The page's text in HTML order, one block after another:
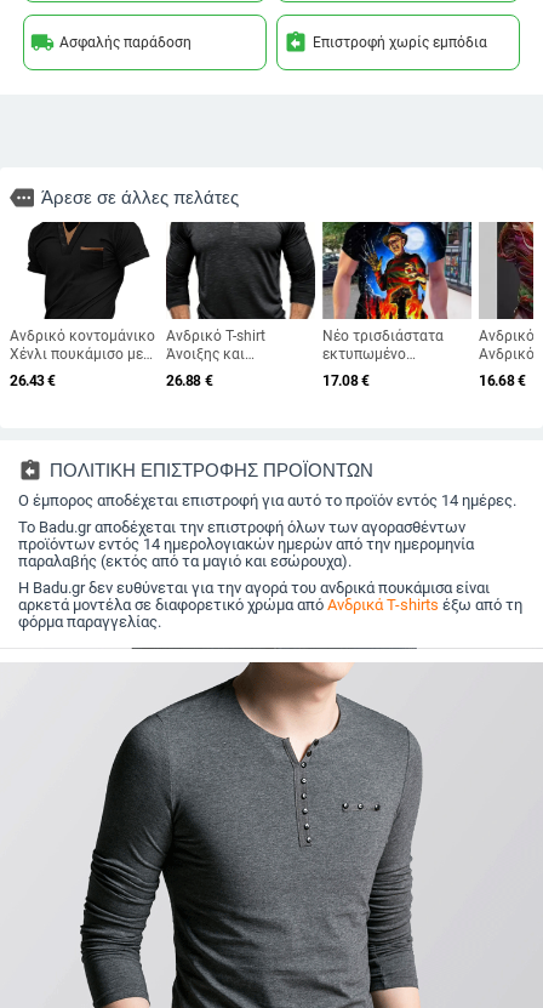
local_shipping Ασφαλής παράδοση assignment_return Επιστροφή χωρίς εμπόδια
more Άρεσε σε άλλες πελάτες
Ανδρικό κοντομάνικο
Χένλι πουκάμισο με
γιακά-στάση και
τσεπούλα-πατς, με
υφάσματος 180–250
g; αθλητικό στυλ για
καλοκαίρι, άνοιξη και
φθινοπωρο
26.43€
Ανδρικό T-shirt
Άνοιξης και
Φθινοπώρου, Νεανικό
T-shirt Αμερικανικού
Ανδρικό T-shirt Henley
Υψηλής
Ελαστικότητας,
Στεγνώματος,
Αναπνέον
26.88 €
Νέο τρισδιάστατα
εκτυπωμένο
μπλουζάκι για άνδρες,
γυναίκες,
αθλητικός χορός
17.08€
Ανδρικό
Ανδρικό
Δράκος
16.68€
assignment_return ΠΟΛΙΤΙΚΗ ΕΠΙΣΤΡΟΦΗΣ ΠΡΟΪΟΝΤΩΝ
Ο έμπορος αποδέχεται επιστροφή για αυτό το προϊόν εντός 14 ημέρες.
Το Badu.gr αποδέχεται την επιστροφή όλων των αγορασθέντων
προϊόντων εντός 14 ημερολογιακών ημερών από την ημερομηνία
παραλαβής (εκτός από τα μαγιό και εσώρουχα).
Η Badu.gr δεν ευθύνεται για την αγορά του ανδρικά πουκάμισα είναι
αρκετά μοντέλα σε διαφορετικό χρώμα από Ανδρικά T-shirts έξω από τη
φόρμα παραγγελίας.